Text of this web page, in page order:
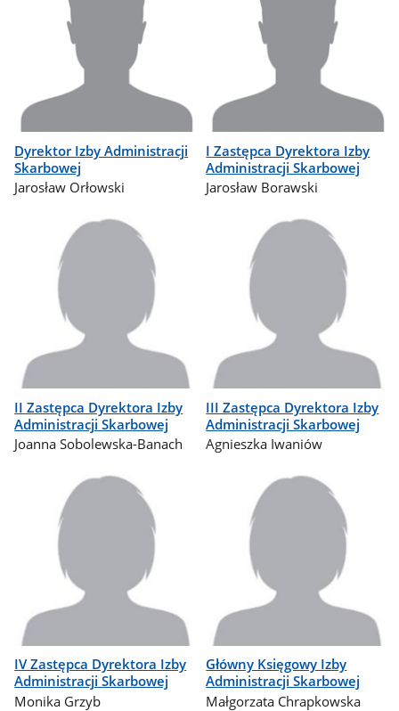
Dyrektor Izby Administracji
Skarbowej
Jarosław Orłowski
I Zastępca Dyrektora Izby
Administracji Skarbowej
Jarosław Borawski
II Zastępca Dyrektora Izby
Administracji Skarbowej
Joanna Sobolewska-Banach
III Zastępca Dyrektora Izby
Administracji Skarbowej
Agnieszka Iwaniów
IV Zastępca Dyrektora Izby
Administracji Skarbowej
Monika Grzyb
Główny Księgowy Izby
Administracji Skarbowej
Małgorzata Chrapkowska